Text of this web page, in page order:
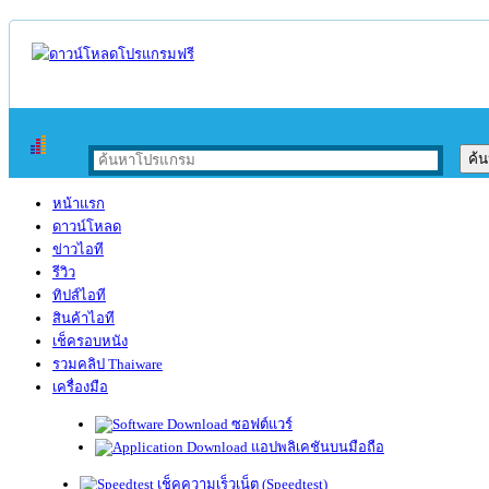
หน้าแรก
ดาวน์โหลด
ข่าวไอที
รีวิว
ทิปส์ไอที
สินค้าไอที
เช็ครอบหนัง
รวมคลิป Thaiware
เครื่องมือ
ซอฟต์แวร์
แอปพลิเคชันบนมือถือ
เช็คความเร็วเน็ต (Speedtest)